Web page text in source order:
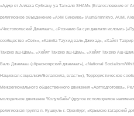
«Аджр от Аллаха Субхану уа Тагьаля SHAM» (Благословение
религиозное объединение «АУМ Синрике» (AumShinrikyo, AUM,
«Чистопольский Джамаат», «Рохнамо ба суи давлати исломи»
сообщество «Сеть», «Катиба Таухид валь-Джихад», «Хайят
Тахрир аш-Шам», «Хейят Тахрир аш-Шам», «Хейят Тахрир Аш-
Валь Джамаа» («Красноярский джамаат»), «National Socialism/
Национал-социализм/Белаясила, власть»), Террористическое
Межрегионального общественного движения «Артподготовка»,
молодежное движение "Колумбайн" (другое используемое
религиозная группа п. Кушкуль г. Оренбург, «Крымско-татарский